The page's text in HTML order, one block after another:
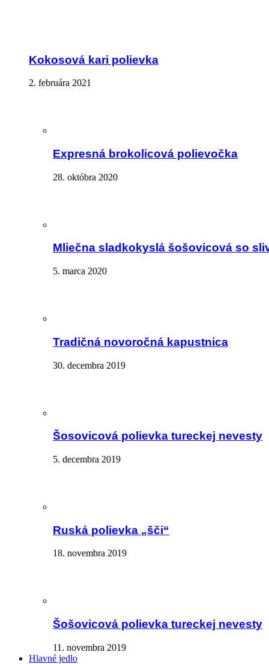
Kokosová kari polievka
2. februára 2021
Expresná brokolicová polievočka
28. októbra 2020
Mliečna sladkokyslá šošovicová so
5. marca 2020
Tradičná novoročná kapustnica
30. decembra 2019
Šosovicová polievka tureckej nevesty
5. decembra 2019
Ruská polievka „šči“
18. novembra 2019
Šošovicová polievka tureckej nevesty
11. novembra 2019
Hlavné jedlo